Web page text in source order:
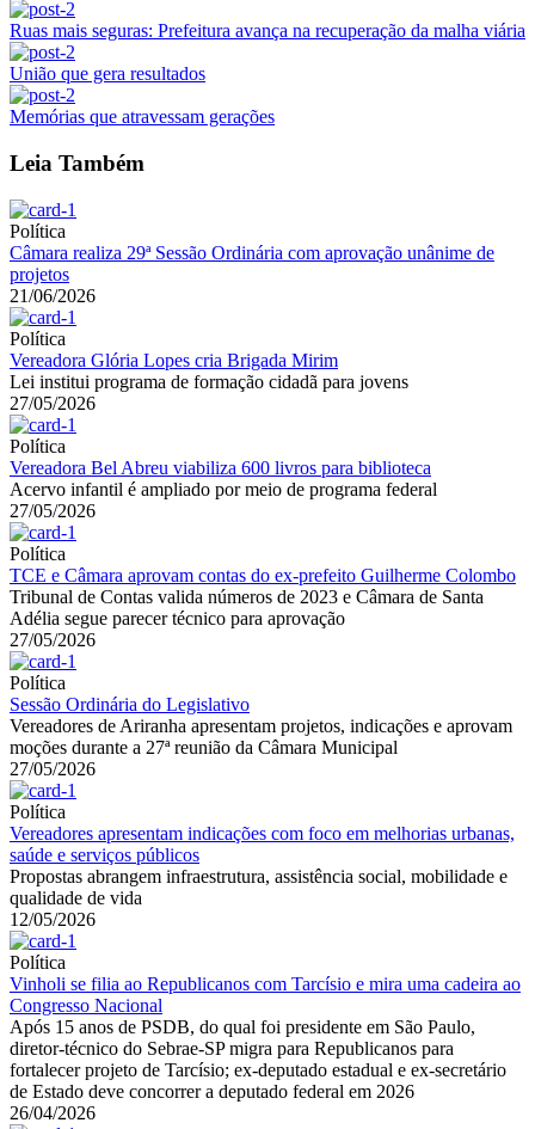
Ruas mais seguras: Prefeitura avança na recuperação da malha viária
União que gera resultados
Memórias que atravessam gerações
Leia Também
Política
Câmara realiza 29ª Sessão Ordinária com aprovação unânime de
projetos
21/06/2026
Política
Vereadora Glória Lopes cria Brigada Mirim
Lei institui programa de formação cidadã para jovens
27/05/2026
Política
Vereadora Bel Abreu viabiliza 600 livros para biblioteca
Acervo infantil é ampliado por meio de programa federal
27/05/2026
Política
TCE e Câmara aprovam contas do ex-prefeito Guilherme Colombo
Tribunal de Contas valida números de 2023 e Câmara de Santa
Adélia segue parecer técnico para aprovação
27/05/2026
Política
Sessão Ordinária do Legislativo
Vereadores de Ariranha apresentam projetos, indicações e aprovam
moções durante a 27ª reunião da Câmara Municipal
27/05/2026
Política
Vereadores apresentam indicações com foco em melhorias urbanas,
saúde e serviços públicos
Propostas abrangem infraestrutura, assistência social, mobilidade e
qualidade de vida
12/05/2026
Política
Vinholi se filia ao Republicanos com Tarcísio e mira uma cadeira ao
Congresso Nacional
Após 15 anos de PSDB, do qual foi presidente em São Paulo,
diretor-técnico do Sebrae-SP migra para Republicanos para
fortalecer projeto de Tarcísio; ex-deputado estadual e ex-secretário
de Estado deve concorrer a deputado federal em 2026
26/04/2026